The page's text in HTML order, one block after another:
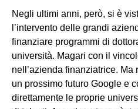
Negli ultimi anni, però, si è
l’intervento delle grandi
finanziare programmi di
università. Magari con il
nell’azienda finanziatrice.
un prossimo futuro Google e
direttamente le proprie